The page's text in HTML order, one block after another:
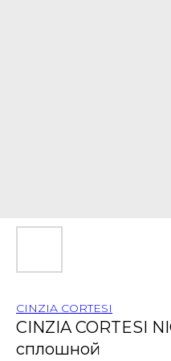
CINZIA CORTESI
сплошной
CINZIA CORTESI